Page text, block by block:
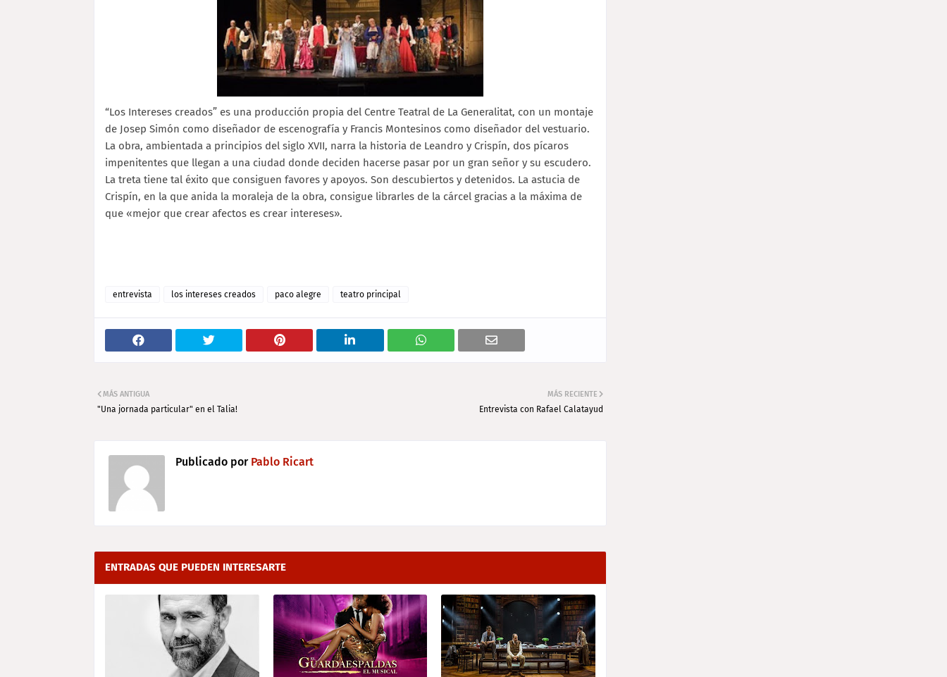
“Los Intereses creados” es una producción propia del Centre Teatral de La Generalitat, con un montaje
de Josep Simón como diseñador de escenografía y Francis Montesinos como diseñador del vestuario.
La obra, ambientada a principios del siglo XVII, narra la historia de Leandro y Crispín, dos pícaros
impenitentes que llegan a una ciudad donde deciden hacerse pasar por un gran señor y su escudero.
La treta tiene tal éxito que consiguen favores y apoyos. Son descubiertos y detenidos. La astucia de
Crispín, en la que anida la moraleja de la obra, consigue librarles de la cárcel gracias a la máxima de
que «mejor que crear afectos es crear intereses».
entrevista los intereses creados paco alegre teatro principal
MÁS RECIENTE
Entrevista con Rafael Calatayud
MÁS ANTIGUA
"Una jornada particular" en el Talia!
Publicado porPablo Ricart
ENTRADAS QUE PUEDEN INTERESARTE